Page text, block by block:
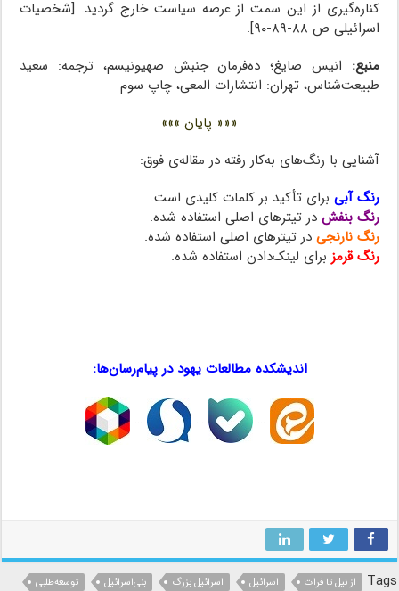
کناره‌گیری از این سمت از عرصه سیاست خارج گردید. [شخصیات
اسرائیلی ص ۸۸-۸۹-۹۰].
منبع: انیس صایغ؛ ده‌فرمان جنبش صهیونیسم، ترجمه: سعید
طبیعت‌شناس، تهران: انتشارات المعی، چاپ سوم
««« پایان »»»
آشنایی با رنگ‌های به‌کار رفته در مقاله‌ی فوق:
رنگ آبی برای تأکید بر کلمات کلیدی است.
رنگ بنفش در تیترهای اصلی استفاده شده.
رنگ نارنجی در تیترهای اصلی استفاده شده.
رنگ قرمز برای لینک‌دادن استفاده شده.
اندیشکده مطالعات یهود در پیام‌رسان‌ها:
…
…
…
Tags از نیل تا فرات اسرائیل اسرائیل بزرگ بنی‌اسرائیل توسعه‌طلبی